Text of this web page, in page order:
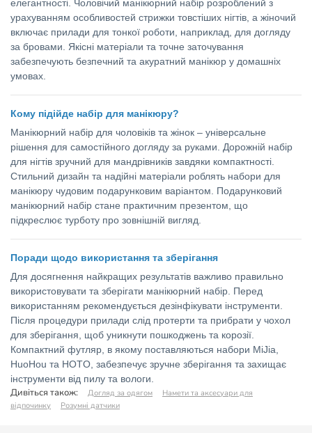
елегантності. Чоловічий манікюрний набір розроблений з
урахуванням особливостей стрижки товстіших нігтів, а жіночий
включає прилади для тонкої роботи, наприклад, для догляду
за бровами. Якісні матеріали та точне заточування
забезпечують безпечний та акуратний манікюр у домашніх
умовах.
Кому підійде набір для манікюру?
Манікюрний набір для чоловіків та жінок – універсальне
рішення для самостійного догляду за руками. Дорожній набір
для нігтів зручний для мандрівників завдяки компактності.
Стильний дизайн та надійні матеріали роблять набори для
манікюру чудовим подарунковим варіантом. Подарунковий
манікюрний набір стане практичним презентом, що
підкреслює турботу про зовнішній вигляд.
Поради щодо використання та зберігання
Для досягнення найкращих результатів важливо правильно
використовувати та зберігати манікюрний набір. Перед
використанням рекомендується дезінфікувати інструменти.
Після процедури прилади слід протерти та прибрати у чохол
для зберігання, щоб уникнути пошкоджень та корозії.
Компактний футляр, в якому поставляються набори MiJia,
HuoHou та HOTO, забезпечує зручне зберігання та захищає
інструменти від пилу та вологи.
Дивіться також: Догляд за одягом
Намети та аксесуари для
відпочинку
Розумні датчики